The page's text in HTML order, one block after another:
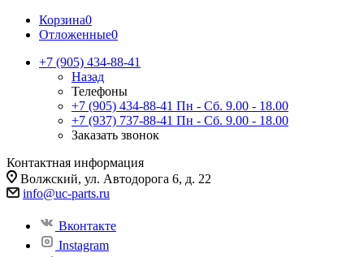
Корзина0
Отложенные0
+7 (905) 434-88-41
Назад
Телефоны
+7 (905) 434-88-41 Пн - Сб. 9.00 - 18.00
+7 (937) 737-88-41 Пн - Сб. 9.00 - 18.00
Заказать звонок
Контактная информация
Волжский, ул. Автодорога 6, д. 22
info@uc-parts.ru
Вконтакте
Instagram